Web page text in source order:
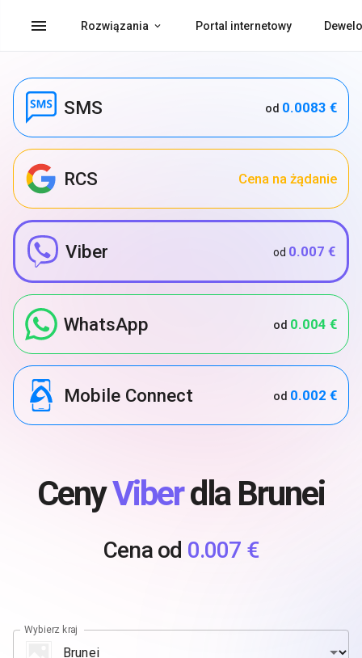
menu Rozwiązania Portal internetowy
SMS od 0.0083 €
RCS Cena na żądanie
Viber od 0.007 €
WhatsApp od 0.004 €
Mobile Connect od 0.002 €
CenyViberdla Brunei
Cena od 0.007 €
Wybierz kraj